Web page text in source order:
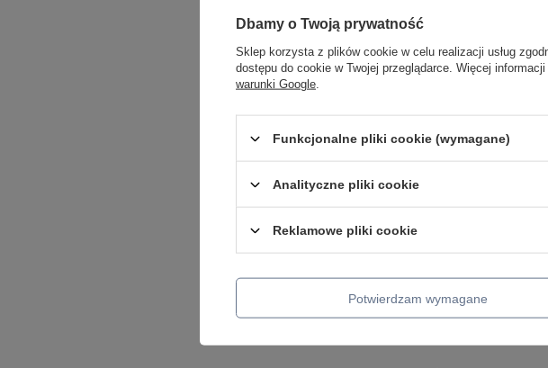
Opcje
Szerokość otworu
Dbamy o Twoją prywatność
Sklep korzysta z plików cookie w celu realizacji usług
dostępu do cookie w Twojej przeglądarce. Więcej
warunki Google
Funkcjonalne pliki cookie (wymagane)
Analityczne pliki cookie
Reklamowe pliki cookie
Potwierdzam wymagane